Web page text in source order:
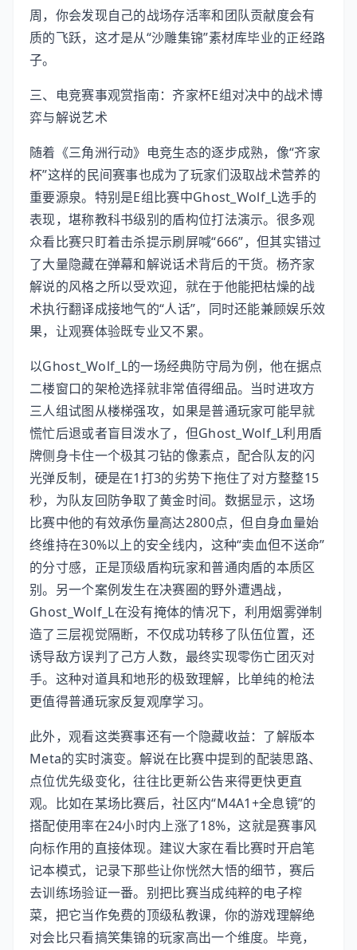
周，你会发现自己的战场存活率和团队贡献度会有
质的飞跃，这才是从“沙雕集锦”素材库毕业的正经路
子。
三、电竞赛事观赏指南：齐家杯E组对决中的战术博
弈与解说艺术
随着《三角洲行动》电竞生态的逐步成熟，像“齐家
杯”这样的民间赛事也成为了玩家们汲取战术营养的
重要源泉。特别是E组比赛中Ghost_Wolf_L选手的
表现，堪称教科书级别的盾构位打法演示。很多观
众看比赛只盯着击杀提示刷屏喊“666”，但其实错过
了大量隐藏在弹幕和解说话术背后的干货。杨齐家
解说的风格之所以受欢迎，就在于他能把枯燥的战
术执行翻译成接地气的“人话”，同时还能兼顾娱乐效
果，让观赛体验既专业又不累。
以Ghost_Wolf_L的一场经典防守局为例，他在据点
二楼窗口的架枪选择就非常值得细品。当时进攻方
三人组试图从楼梯强攻，如果是普通玩家可能早就
慌忙后退或者盲目泼水了，但Ghost_Wolf_L利用盾
牌侧身卡住一个极其刁钻的像素点，配合队友的闪
光弹反制，硬是在1打3的劣势下拖住了对方整整15
秒，为队友回防争取了黄金时间。数据显示，这场
比赛中他的有效承伤量高达2800点，但自身血量始
终维持在30%以上的安全线内，这种“卖血但不送命”
的分寸感，正是顶级盾构玩家和普通肉盾的本质区
别。另一个案例发生在决赛圈的野外遭遇战，
Ghost_Wolf_L在没有掩体的情况下，利用烟雾弹制
造了三层视觉隔断，不仅成功转移了队伍位置，还
诱导敌方误判了己方人数，最终实现零伤亡团灭对
手。这种对道具和地形的极致理解，比单纯的枪法
更值得普通玩家反复观摩学习。
此外，观看这类赛事还有一个隐藏收益：了解版本
Meta的实时演变。解说在比赛中提到的配装思路、
点位优先级变化，往往比更新公告来得更快更直
观。比如在某场比赛后，社区内“M4A1+全息镜”的
搭配使用率在24小时内上涨了18%，这就是赛事风
向标作用的直接体现。建议大家在看比赛时开启笔
记本模式，记录下那些让你恍然大悟的细节，赛后
去训练场验证一番。别把比赛当成纯粹的电子榨
菜，把它当作免费的顶级私教课，你的游戏理解绝
对会比只看搞笑集锦的玩家高出一个维度。毕竟，